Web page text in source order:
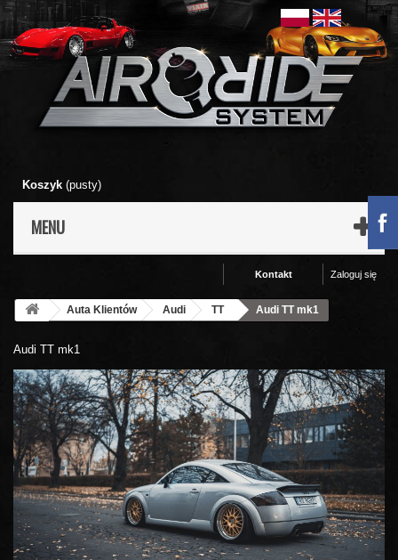
Koszyk (pusty)
MENU
Zaloguj się
Kontakt
Auta Klientów Audi TT Audi TT mk1
Audi TT mk1